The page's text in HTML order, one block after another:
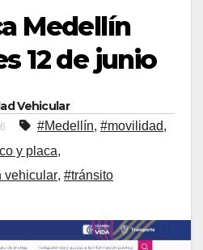
Medellín
12 de junio
Vehicular
#Medellín, #movilidad,
y placa,
vehicular, #tránsito